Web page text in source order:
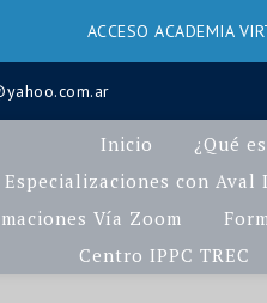
ACCESO ACADEMIA
Inicio ¿Qué
Especializaciones con Aval
Vía Zoom
Centro IPPC TREC